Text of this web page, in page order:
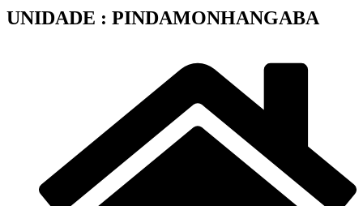
UNIDADE : PINDAMONHANGABA